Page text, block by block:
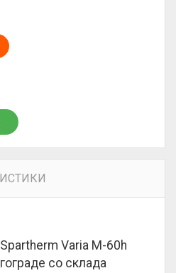
Spartherm Varia M-60h
со склада